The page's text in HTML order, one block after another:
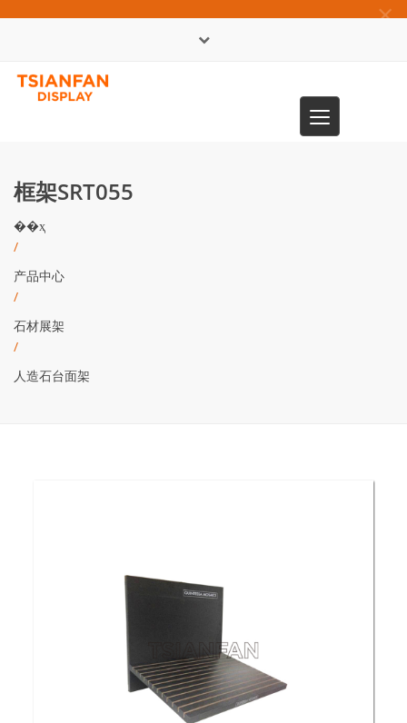
×
Toggle
navigation
框架SRT055
��ҳ
/
产品中心
/
石材展架
/
人造石台面架